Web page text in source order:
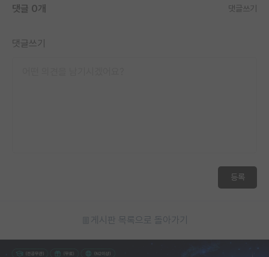
이벤트
댓글 0개 댓글쓰기
댓글쓰기
등록
게시판 목록으로 돌아가기